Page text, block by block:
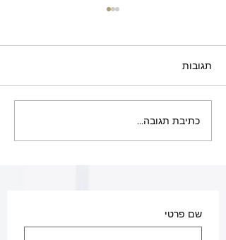
חלון בלגי הזזה — מחיר
למ״ר (2026)
תגובות
כתיבת תגובה...
שם פרטי